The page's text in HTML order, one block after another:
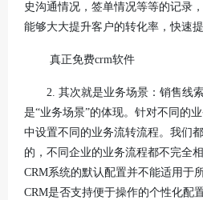
史沟通情况，签单情况等等的记录
能够大大提升客户的转化率，快速提
真正免费crm软件
2. 其次就是业务场景：销售线
是“业务场景”的体现。针对不同的
中设置不同的业务流转流程。我们
的，不同企业的业务流程都不完全
CRM系统的默认配置并不能适用于
CRM是否支持便于操作的个性化配